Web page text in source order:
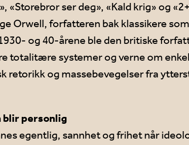
«Storebror ser deg», «Kald krig» og
Orwell, forfatteren bak klassikere
og 40-årene ble den britiske
totalitære systemer og verne om
retorikk og massebevegelser fra
blir personlig
egentlig, sannhet og frihet når